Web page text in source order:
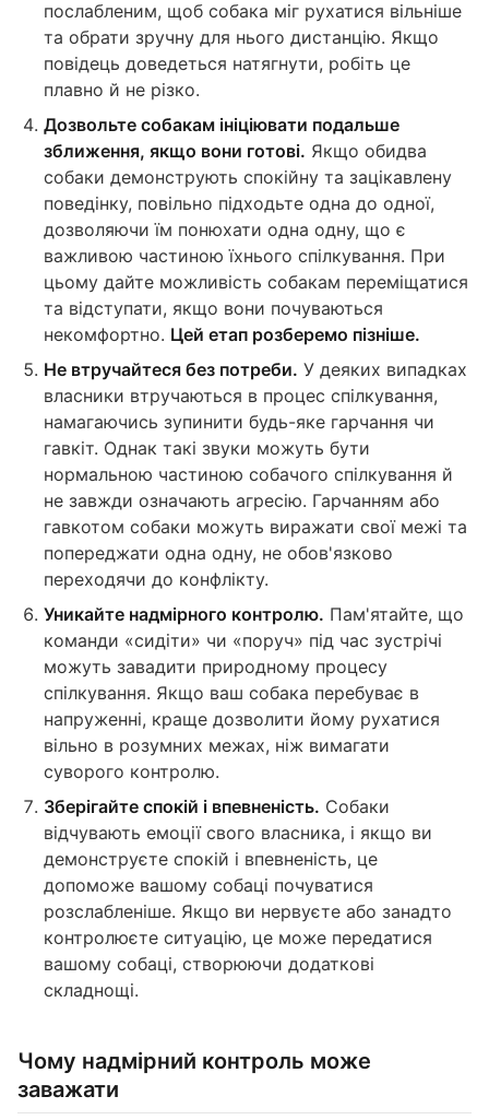
послабленим, щоб собака міг рухатися вільніше
та обрати зручну для нього дистанцію. Якщо
повідець доведеться натягнути, робіть це
плавно й не різко.
Дозвольте собакам ініціювати подальше
зближення, якщо вони готові. Якщо обидва
собаки демонструють спокійну та зацікавлену
поведінку, повільно підходьте одна до одної,
дозволяючи їм понюхати одна одну, що є
важливою частиною їхнього спілкування. При
цьому дайте можливість собакам переміщатися
та відступати, якщо вони почуваються
некомфортно. Цей етап розберемо пізніше.
Не втручайтеся без потреби. У деяких випадках
власники втручаються в процес спілкування,
намагаючись зупинити будь-яке гарчання чи
гавкіт. Однак такі звуки можуть бути
нормальною частиною собачого спілкування й
не завжди означають агресію. Гарчанням або
гавкотом собаки можуть виражати свої межі та
попереджати одна одну, не обов'язково
переходячи до конфлікту.
Уникайте надмірного контролю. Пам'ятайте, що
команди «сидіти» чи «поруч» під час зустрічі
можуть завадити природному процесу
спілкування. Якщо ваш собака перебуває в
напруженні, краще дозволити йому рухатися
вільно в розумних межах, ніж вимагати
суворого контролю.
Зберігайте спокій і впевненість. Собаки
відчувають емоції свого власника, і якщо ви
демонструєте спокій і впевненість, це
допоможе вашому собаці почуватися
розслабленіше. Якщо ви нервуєте або занадто
контролюєте ситуацію, це може передатися
вашому собаці, створюючи додаткові
складнощі.
Чому надмірний контроль може
заважати